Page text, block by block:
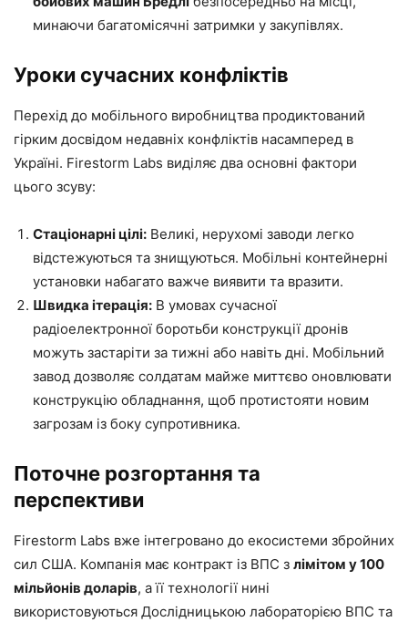
минаючи багатомісячні затримки у закупівлях.
Уроки сучасних конфліктів
Перехід до мобільного виробництва продиктований
гірким досвідом недавніх конфліктів насамперед в
Україні. Firestorm Labs виділяє два основні фактори
цього зсуву:
Стаціонарні цілі: Великі, нерухомі заводи легко
відстежуються та знищуються. Мобільні контейнерні
установки набагато важче виявити та вразити.
Швидка ітерація: В умовах сучасної
радіоелектронної боротьби конструкції дронів
можуть застаріти за тижні або навіть дні. Мобільний
завод дозволяє солдатам майже миттєво оновлювати
конструкцію обладнання, щоб протистояти новим
загрозам із боку супротивника.
Поточне розгортання та
перспективи
Firestorm Labs вже інтегровано до екосистеми збройних
сил США. Компанія має контракт із ВПС з лімітом у 100
мільйонів доларів, а її технології нині
використовуються Дослідницькою лабораторією ВПС та